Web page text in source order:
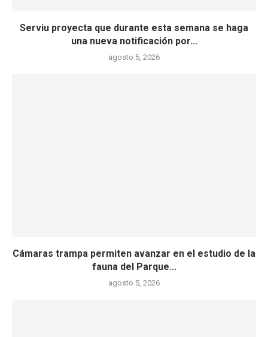
Serviu proyecta que durante esta semana se haga
una nueva notificación por...
agosto 5, 2026
Cámaras trampa permiten avanzar en el estudio de la
fauna del Parque...
agosto 5, 2026